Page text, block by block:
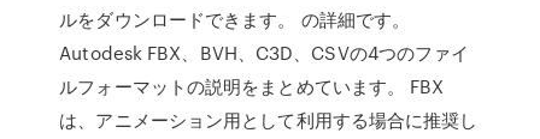
ルをダウンロードできます。 の詳細です。
Autodesk FBX、BVH、C3D、CSVの4つのファイ
ルフォーマットの説明をまとめています。 FBX
は、アニメーション用として利用する場合に推奨し